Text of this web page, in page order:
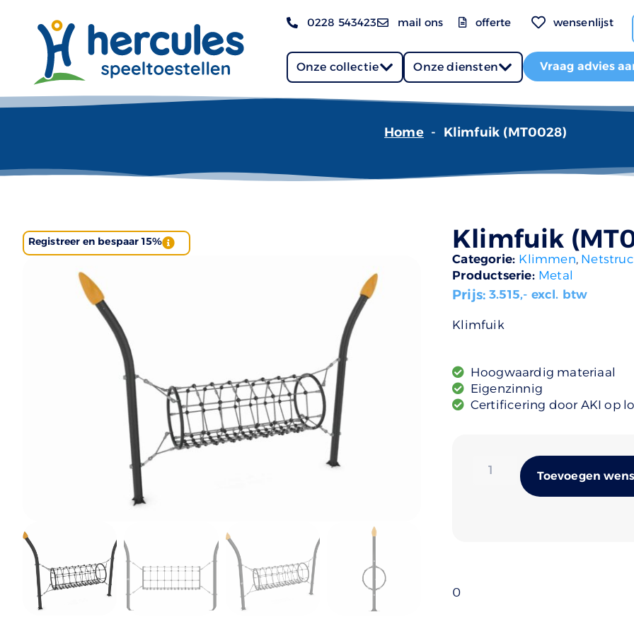
0228 543423 mail ons offerte wensenlijst
Onze collectie Onze diensten Vraag advies
Home - Klimfuik (MT0028)
Registreer en bespaar 15% Klimfuik
Categorie: Klimmen,
Productserie: Metal
Prijs:3.515,- excl. btw
Klimfuik
Hoogwaardig materiaal
Eigenzinnig
Certificering door AKI op
Toevoegen
0